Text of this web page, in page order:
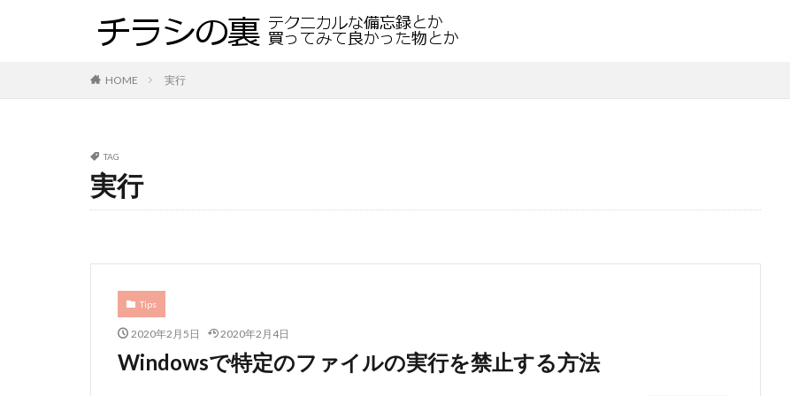
HOME 実行
TAG
実行
Tips
2020年2月5日 2020年2月4日
Windowsで特定のファイルの実行を禁止する方法